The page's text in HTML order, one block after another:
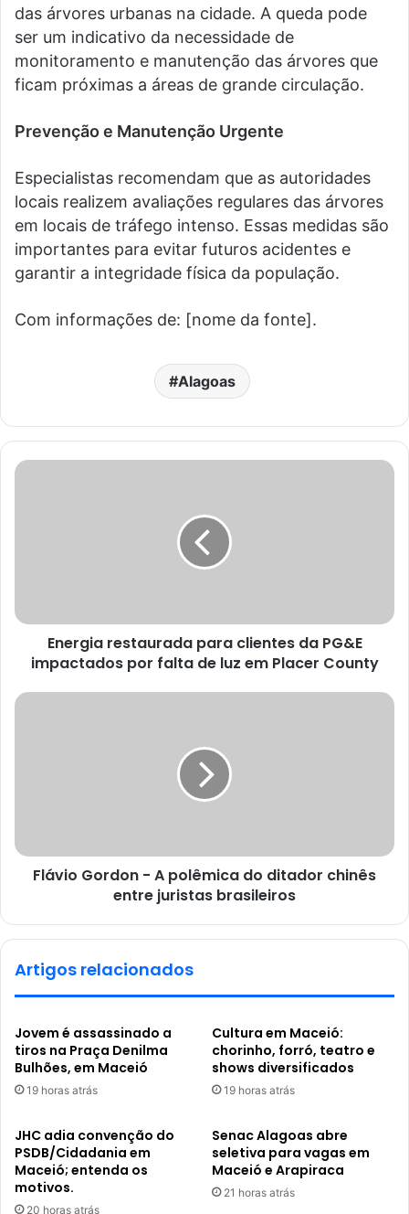
das árvores urbanas na cidade. A queda pode
ser um indicativo da necessidade de
monitoramento e manutenção das árvores que
ficam próximas a áreas de grande circulação.
Prevenção e Manutenção Urgente
Especialistas recomendam que as autoridades
locais realizem avaliações regulares das árvores
em locais de tráfego intenso. Essas medidas são
importantes para evitar futuros acidentes e
garantir a integridade física da população.
Com informações de: [nome da fonte].
Alagoas
Energia restaurada para clientes da PG&E
impactados por falta de luz em Placer County
Flávio Gordon - A polêmica do ditador chinês
entre juristas brasileiros
Artigos relacionados
Jovem é assassinado a
tiros na Praça Denilma
Bulhões, em Maceió
19 horas atrás
Cultura em Maceió:
chorinho, forró, teatro e
shows diversificados
19 horas atrás
JHC adia convenção do
PSDB/Cidadania em
Maceió; entenda os
motivos.
20 horas atrás
Senac Alagoas abre
seletiva para vagas em
Maceió e Arapiraca
21 horas atrás